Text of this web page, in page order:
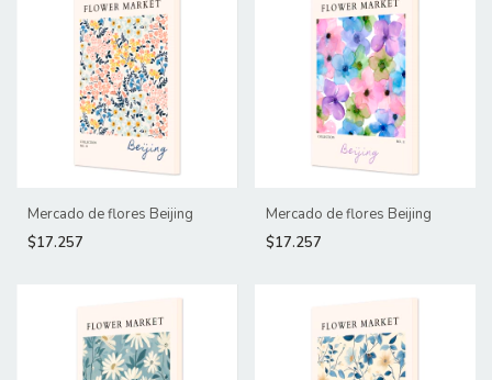
Mercado de flores Beijing
$17.257
Mercado de flores Beijing
$17.257